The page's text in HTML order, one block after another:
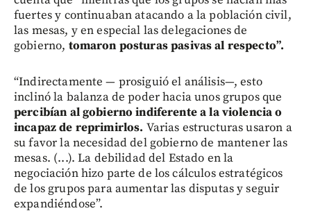
fuertes y continuaban atacando a la población civil,
las mesas, y en especial las delegaciones de
gobierno, tomaron posturas pasivas al respecto”.
“Indirectamente — prosiguió el análisis—, esto
inclinó la balanza de poder hacia unos grupos que
percibían al gobierno indiferente a la violencia o
incapaz de reprimirlos. Varias estructuras usaron a
su favor la necesidad del gobierno de mantener las
mesas. (...). La debilidad del Estado en la
negociación hizo parte de los cálculos estratégicos
de los grupos para aumentar las disputas y seguir
expandiéndose”.